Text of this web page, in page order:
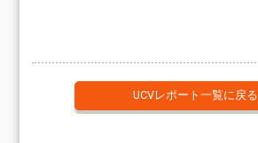
UCVレポート一覧に戻る